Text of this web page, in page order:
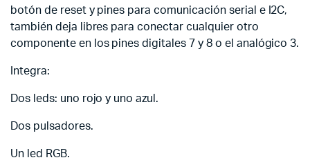
botón de reset y pines para comunicación serial e I2C,
también deja libres para conectar cualquier otro
componente en los pines digitales 7 y 8 o el analógico 3.
Integra:
Dos leds: uno rojo y uno azul.
Dos pulsadores.
Un led RGB.